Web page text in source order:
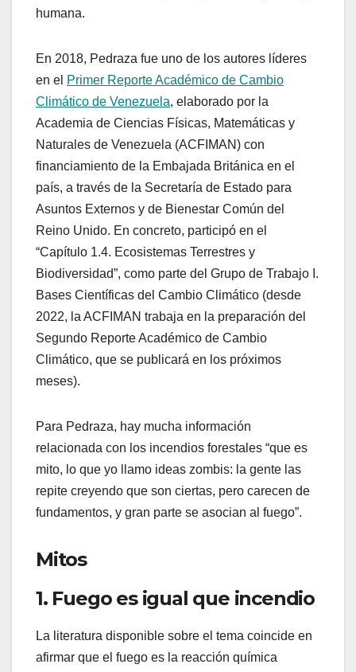
humana.
En 2018, Pedraza fue uno de los autores líderes
en el Primer Reporte Académico de Cambio
Climático de Venezuela, elaborado por la
Academia de Ciencias Físicas, Matemáticas y
Naturales de Venezuela (ACFIMAN) con
financiamiento de la Embajada Británica en el
país, a través de la Secretaría de Estado para
Asuntos Externos y de Bienestar Común del
Reino Unido. En concreto, participó en el
“Capítulo 1.4. Ecosistemas Terrestres y
Biodiversidad”, como parte del Grupo de Trabajo I.
Bases Científicas del Cambio Climático (desde
2022, la ACFIMAN trabaja en la preparación del
Segundo Reporte Académico de Cambio
Climático, que se publicará en los próximos
meses).
Para Pedraza, hay mucha información
relacionada con los incendios forestales “que es
mito, lo que yo llamo ideas zombis: la gente las
repite creyendo que son ciertas, pero carecen de
fundamentos, y gran parte se asocian al fuego”.
Mitos
1. Fuego es igual que incendio
La literatura disponible sobre el tema coincide en
afirmar que el fuego es la reacción química